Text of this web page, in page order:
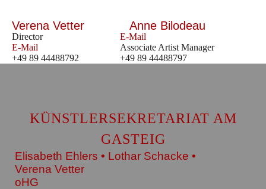
Verena Vetter
Director
E-Mail
+49 89 44488792
Anne Bilodeau
E-Mail
Associate Artist Manager
+49 89 44488797
KÜNSTLERSEKRETARIAT AM
GASTEIG
Elisabeth Ehlers • Lothar Schacke •
Verena Vetter
oHG